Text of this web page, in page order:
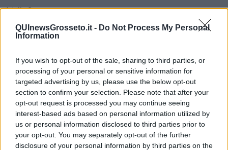
QUInewsGrosseto.it - Do Not Process My Personal
Information
If you wish to opt-out of the sale, sharing to third parties, or
processing of your personal or sensitive information for
targeted advertising by us, please use the below opt-out
section to confirm your selection. Please note that after your
opt-out request is processed you may continue seeing
interest-based ads based on personal information utilized by
us or personal information disclosed to third parties prior to
your opt-out. You may separately opt-out of the further
disclosure of your personal information by third parties on the
Adolfo Santoro
Se vuoi leggere le notizie principali della Toscana iscriviti alla
Newsletter QUInews - ToscanaMedia.Arriva gratis tutti i giorni
alle 20:00 direttamente nella tua casella di posta.
Basta cliccareQUI
Ti potrebbe interessare anche:
Articoli dal Blog “Disincantato” di Adolfo Santoro